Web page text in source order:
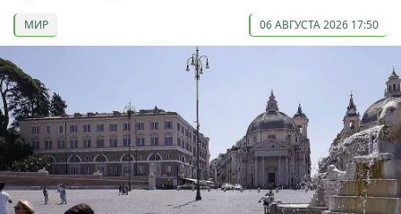
МИР 06 АВГУСТА 2026 17:50